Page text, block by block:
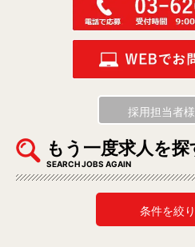
採用担当者
もう一度求人を探
SEARCH JOBS AGAIN
条件を絞